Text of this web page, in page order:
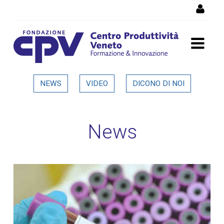
Dettaglio in evidenza
NEWS VIDEO DICONO DI NOI
News